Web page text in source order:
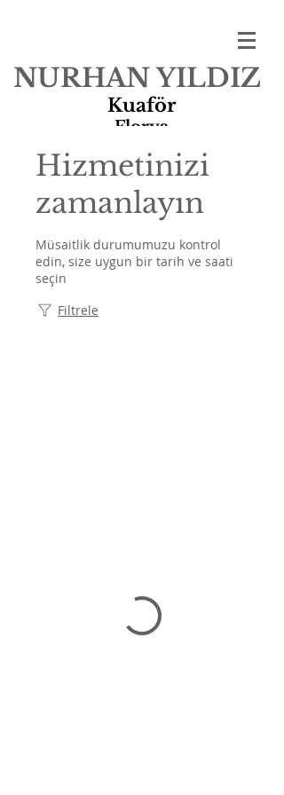
NURHAN YILDIZ
Kuaför
Florya
Hizmetinizi
zamanlayın
Müsaitlik durumumuzu kontrol
edin, size uygun bir tarih ve saati
seçin
Filtrele